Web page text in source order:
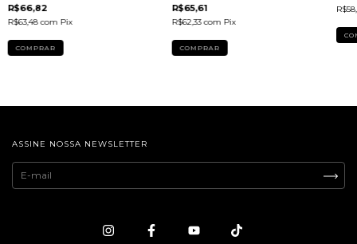
R$66,82
R$63,48com Pix
R$65,61
R$62,33com Pix
ASSINE NOSSA NEWSLETTER